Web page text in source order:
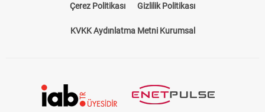
Çerez Politikası Gizlilik Politikası
KVKK Aydınlatma Metni Kurumsal